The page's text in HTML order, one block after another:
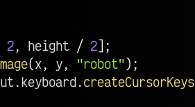
2, height / 2] ;
(x, y, "robot") ;
.keyboard.createCursorKeys